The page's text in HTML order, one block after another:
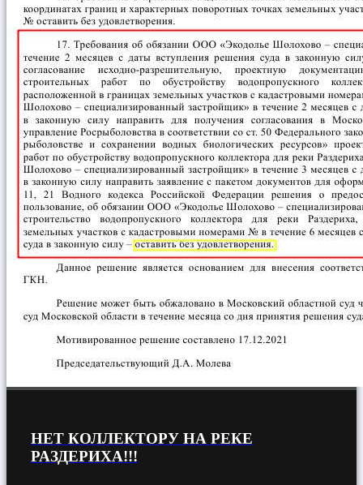
НЕТ КОЛЛЕКТОРУ НА РЕКЕ
РАЗДЕРИХА!!!